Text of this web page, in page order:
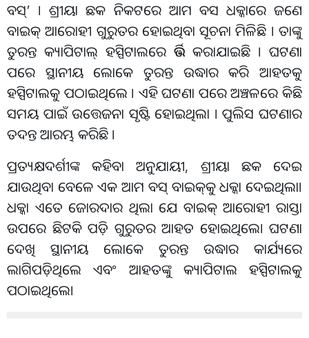
ବସ୍’ । ଶ୍ରୀୟା ଛକ ନିକଟରେ ଆମ ବସ ଧକ୍କାରେ ଜଣେ
ବାଇକ୍ ଆରୋହୀ ଗୁରୁତର ହୋଇଥିବା ସୂଚନା ମିଳିଛି । ତାଙ୍କୁ
ତୁରନ୍ତ କ୍ୟାପିଟାଲ୍ ହସ୍ପିଟାଲରେ ଭର୍ତ୍ତି କରାଯାଇଛି । ଘଟଣା
ପରେ ସ୍ଥାନୀୟ ଲୋକେ ତୁରନ୍ତ ଉଦ୍ଧାର କରି ଆହତକୁ
ହସ୍ପିଟାଲକୁ ପଠାଇଥିଲେ । ଏହି ଘଟଣା ପରେ ଅଞ୍ଚଳରେ କିଛି
ସମୟ ପାଇଁ ଉତ୍ତେଜନା ସୃଷ୍ଟି ହୋଇଥିଲା । ପୁଲିସ ଘଟଣାର
ତଦନ୍ତ ଆରମ୍ଭ କରିଛି ।
ପ୍ରତ୍ୟକ୍ଷଦର୍ଶୀଙ୍କ କହିବା ଅନୁଯାୟୀ, ଶ୍ରୀୟା ଛକ ଦେଇ
ଯାଉଥିବା ବେଳେ ଏକ ଆମ ବସ୍ ବାଇକ୍‌କୁ ଧକ୍କା ଦେଇଥିଲା।
ଧକ୍କା ଏତେ ଜୋରଦାର ଥିଲା ଯେ ବାଇକ୍‌ ଆରୋହୀ ରାସ୍ତା
ଉପରେ ଛିଟକି ପଡ଼ି ଗୁରୁତର ଆହତ ହୋଇଥିଲେ। ଘଟଣା
ଦେଖି ସ୍ଥାନୀୟ ଲୋକେ ତୁରନ୍ତ ଉଦ୍ଧାର କାର୍ଯ୍ୟରେ
ଲାଗିପଡ଼ିଥିଲେ ଏବଂ ଆହତଙ୍କୁ କ୍ୟାପିଟାଲ ହସ୍ପିଟାଲକୁ
ପଠାଇଥିଲେ।